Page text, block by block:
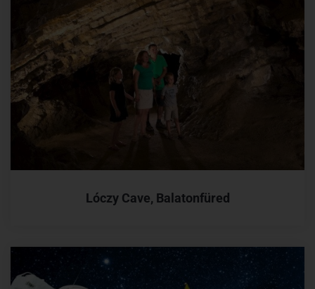
Lóczy Cave, Balatonfüred